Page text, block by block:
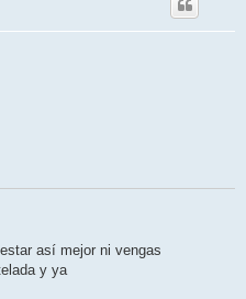
así mejor ni vengas
y ya